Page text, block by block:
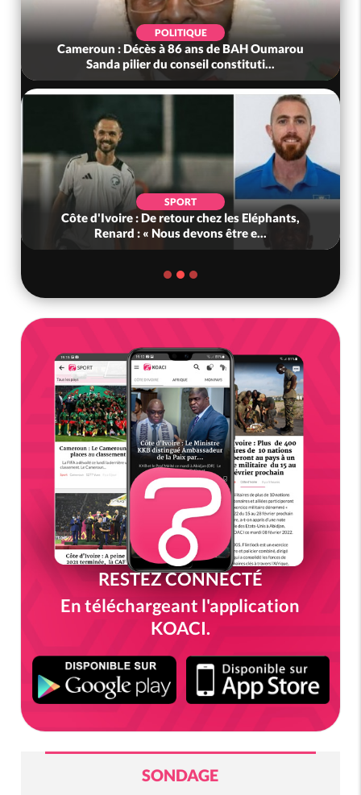
POLITIQUE
Cameroun : Décès à 86 ans de BAH Oumarou
Sanda pilier du conseil constituti...
SPORT
Côte d'Ivoire : De retour chez les Eléphants,
Renard : « Nous devons être e...
RESTEZ CONNECTÉ
En téléchargeant l'application
KOACI.
SONDAGE